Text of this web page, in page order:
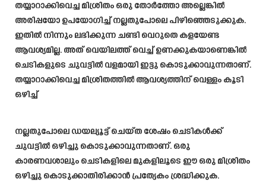
തയ്യാറാക്കിവെച്ച മിശ്രിതം ഒരു തോർത്തോ അല്ലെങ്കിൽ
അരിപ്പയോ ഉപയോഗിച്ച് നല്ലതുപോലെ പിഴിഞ്ഞെടുക്കുക.
ഇതിൽ നിന്നും ലഭിക്കുന്ന ചണ്ടി വെറുതെ കളയേണ്ട
ആവശ്യമില്ല. അത് വെയിലത്ത് വെച്ച് ഉണക്കുകയാണെങ്കിൽ
ചെടികളുടെ ചുവട്ടിൽ വളമായി ഇട്ടു കൊടുക്കാവുന്നതാണ്.
തയ്യാറാക്കിവെച്ച മിശ്രിതത്തിൽ ആവശ്യത്തിന് വെള്ളം കൂടി
ഒഴിച്ച്
നല്ലതുപോലെ ഡയല്യൂട്ട് ചെയ്ത ശേഷം ചെടികൾക്ക്
ചുവട്ടിൽ ഒഴിച്ചു കൊടുക്കാവുന്നതാണ്. ഒരു
കാരണവശാലും ചെടികളിലെ മുകളിലൂടെ ഈ ഒരു മിശ്രിതം
ഒഴിച്ചു കൊടുക്കാതിരിക്കാൻ പ്രത്യേകം ശ്രദ്ധിക്കുക.